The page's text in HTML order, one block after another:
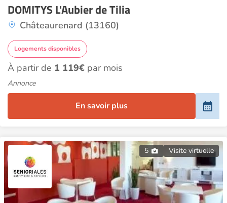
DOMITYS L'Aubier de Tilia
Châteaurenard (13160)
Logements disponibles
À partir de 1 119€ par mois
Annonce
En savoir plus
5 Visite virtuelle